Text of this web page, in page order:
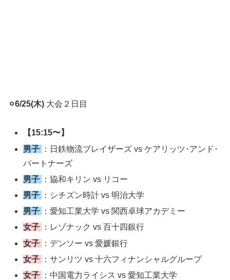
⚪︎6/25(木) 大会２日目
【15:15〜】
男子
：日鉄物流ブレイザーズ vs ケアリッツ･アンド･
パートナーズ
男子
：協和キリン vs リコー
男子
：シチズン時計 vs 明治大学
男子
：愛知工業大学 vs 関西卓球アカデミー
女子
：レゾナック vs 百十四銀行
女子
：デンソー vs 愛媛銀行
女子
：サンリツ vs 十六フィナンシャルグループ
女子
：中国電力ライシス vs 愛知工業大学